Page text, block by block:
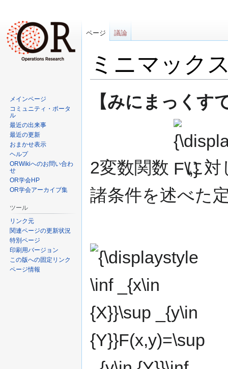
ミニマック
ン
に
動
【みにまっく
2変数関数
{\displaystyle
F\,}
に対
諸条件を述べた
{\displaystyle
\inf _{x\in
{Y}}F(x,y)=\sup
_{y\in {Y}}\inf
_{x\in
{X}}F(x,y)\,}
ページ 議論
メインページ
コミュニティ・ポータ
ル
最近の出来事
最近の更新
おまかせ表示
ヘルプ
ORWikiへのお問い合わ
せ
OR学会HP
OR学会アーカイブ集
ツール
リンク元
関連ページの更新状況
特別ページ
印刷用バージョン
この版への固定リンク
ページ情報